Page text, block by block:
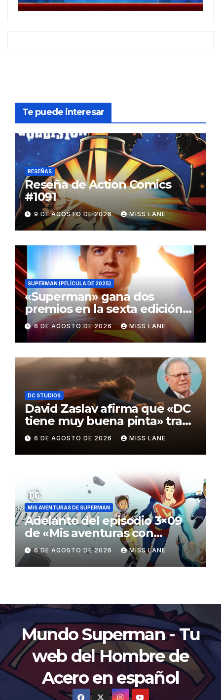
Te puede interesar
RESEÑAS
Reseña de Action Comics
#1091
9 DE AGOSTO DE 2026 MISS LANE
SUPERMAN (PELÍCULA DE 2025)
«Superman» gana dos
premios en la sexta edición
de los Critics Choice Super
Awards
6 DE AGOSTO DE 2026 MISS LANE
DC STUDIOS
David Zaslav afirma que «DC
tiene muy buena pinta» tras
el fracaso de «Supergirl»
6 DE AGOSTO DE 2026 MISS LANE
MIS AVENTURAS DE SUPERMAN
Adelanto del episodio 3×09
de «Mis aventuras con
Superman»
6 DE AGOSTO DE 2026 MISS LANE
Mundo Superman - Tu
web del Hombre de
Acero en español